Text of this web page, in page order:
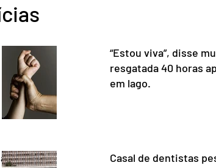
“Estou viva”, disse
resgatada 40 horas
em lago.
Casal de dentistas